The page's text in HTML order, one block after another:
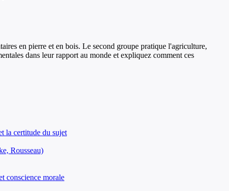
en pierre et en bois. Le second groupe pratique l'agriculture,
dans leur rapport au monde et expliquez comment ces
la certitude du sujet
Rousseau)
conscience morale